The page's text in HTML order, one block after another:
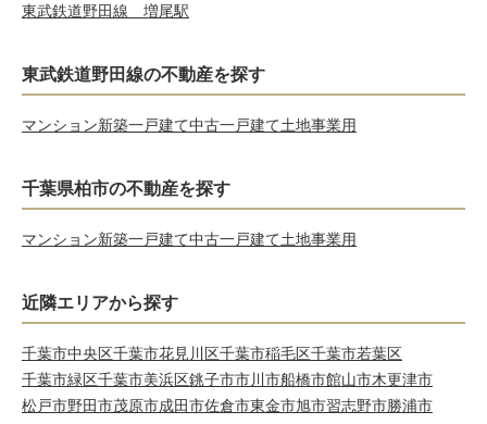
東武鉄道野田線 増尾駅
東武鉄道野田線の不動産を探す
マンション新築一戸建て中古一戸建て土地事業用
千葉県柏市の不動産を探す
マンション新築一戸建て中古一戸建て土地事業用
近隣エリアから探す
千葉市中央区千葉市花見川区千葉市稲毛区千葉市若葉区
千葉市緑区千葉市美浜区銚子市市川市船橋市館山市木更津市
松戸市野田市茂原市成田市佐倉市東金市旭市習志野市勝浦市